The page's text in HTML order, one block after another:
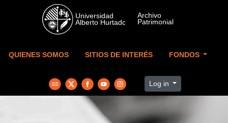
Skip to main content
QUIENES SOMOS SITIOS DE INTERÉS FONDOS
Log in